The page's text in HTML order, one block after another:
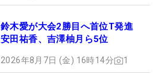
鈴木愛が大会2勝目へ首位T発進
安田祐香、吉澤柚月ら5位
2026年8月7日 (金) 16時14分 1